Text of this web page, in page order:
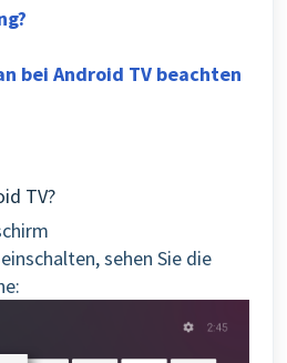
bei Android TV beachten
TV?
sehen Sie die